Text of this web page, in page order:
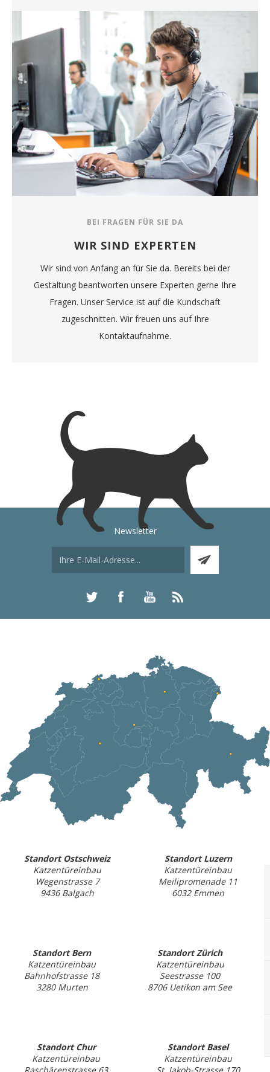
BEI FRAGEN FÜR SIE DA
WIR SIND EXPERTEN
Wir sind von Anfang an für Sie da. Bereits bei der
Gestaltung beantworten unsere Experten gerne Ihre
Fragen. Unser Service ist auf die Kundschaft
zugeschnitten. Wir freuen uns auf Ihre
Kontaktaufnahme.
Newsletter
Standort Ostschweiz
Katzentüreinbau
Wegenstrasse 7
9436 Balgach
Standort Luzern
Katzentüreinbau
Meilipromenade 11
6032 Emmen
Standort Bern
Katzentüreinbau
Bahnhofstrasse 18
3280 Murten
Standort Zürich
Katzentüreinbau
Seestrasse 100
8706 Uetikon am See
Standort Chur
Katzentüreinbau
Standort Basel
Katzentüreinbau